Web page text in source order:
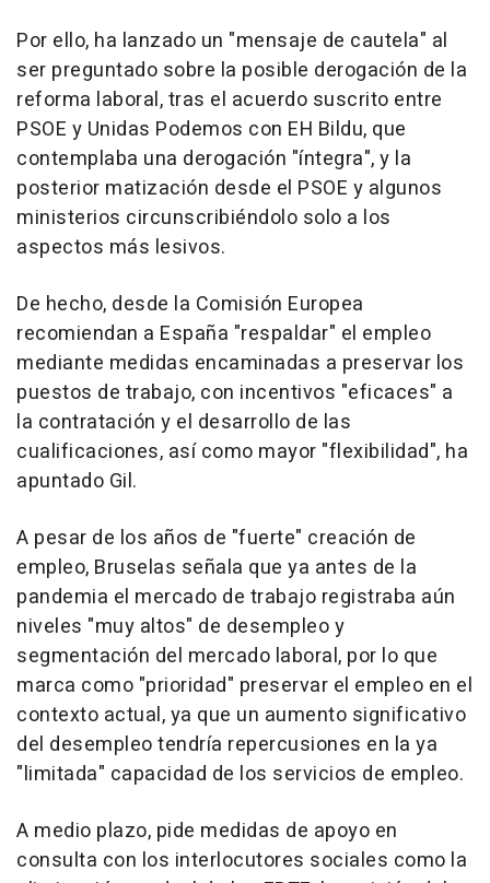
Por ello, ha lanzado un "mensaje de cautela" al
ser preguntado sobre la posible derogación de la
reforma laboral, tras el acuerdo suscrito entre
PSOE y Unidas Podemos con EH Bildu, que
contemplaba una derogación "íntegra", y la
posterior matización desde el PSOE y algunos
ministerios circunscribiéndolo solo a los
aspectos más lesivos.
De hecho, desde la Comisión Europea
recomiendan a España "respaldar" el empleo
mediante medidas encaminadas a preservar los
puestos de trabajo, con incentivos "eficaces" a
la contratación y el desarrollo de las
cualificaciones, así como mayor "flexibilidad", ha
apuntado Gil.
A pesar de los años de "fuerte" creación de
empleo, Bruselas señala que ya antes de la
pandemia el mercado de trabajo registraba aún
niveles "muy altos" de desempleo y
segmentación del mercado laboral, por lo que
marca como "prioridad" preservar el empleo en el
contexto actual, ya que un aumento significativo
del desempleo tendría repercusiones en la ya
"limitada" capacidad de los servicios de empleo.
A medio plazo, pide medidas de apoyo en
consulta con los interlocutores sociales como la